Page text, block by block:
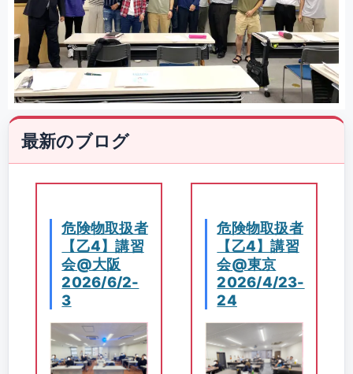
最新のブログ
危険物取扱者
【乙4】講習
会@大阪
2026/6/2-
3
危険物取扱者
【乙4】講習
会@東京
2026/4/23-
24